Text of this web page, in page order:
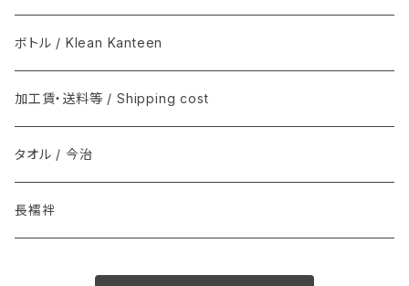
マスク / Mask
クバ民具
その他 / Other
REAL HARNESS / Belt(ベルト)
Joshua Ellis(ジョシュア・エリス) / マフラー
Graphpaper(グラフペーパー）
ソックス
DENTS
semeno / セメノ
ボトル / Klean Kanteen
加工賃・送料等 / Shipping cost
タオル / 今治
長襦袢